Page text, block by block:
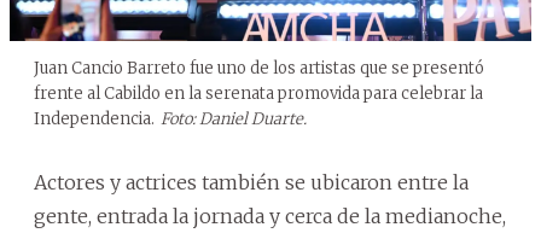
Juan Cancio Barreto fue uno de los artistas que se presentó
frente al Cabildo en la serenata promovida para celebrar la
Independencia. Foto: Daniel Duarte.
Actores y actrices también se ubicaron entre la
gente, entrada la jornada y cerca de la medianoche,